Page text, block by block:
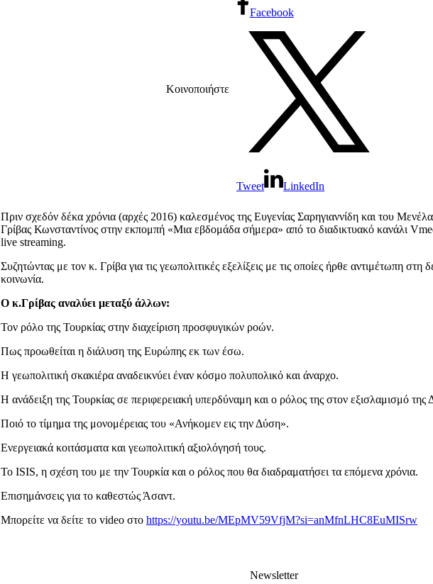
Κοινοποιήστε
Facebook
Tweet LinkedIn
Πριν σχεδόν δέκα χρόνια (αρχές 2016) καλεσμένος της Ευγενίας Σαρηγιαννίδη και του
Γρίβας Κωνσταντίνος στην εκπομπή «Μια εβδομάδα σήμερα» από το διαδικτυακό κανάλι
live streaming.
Συζητώντας με τον κ. Γρίβα για τις γεωπολιτικές εξελίξεις με τις οποίες ήρθε αντιμέτωπη στη
κοινωνία.
Ο κ.Γρίβας αναλύει μεταξύ άλλων:
Τον ρόλο της Τουρκίας στην διαχείριση προσφυγικών ροών.
Πως προωθείται η διάλυση της Ευρώπης εκ των έσω.
Η γεωπολιτική σκακιέρα αναδεικνύει έναν κόσμο πολυπολικό και άναρχο.
Η ανάδειξη της Τουρκίας σε περιφερειακή υπερδύναμη και ο ρόλος της στον εξισλαμισμό της
Ποιό το τίμημα της μονομέρειας του «Ανήκομεν εις την Δύση».
Ενεργειακά κοιτάσματα και γεωπολιτική αξιολόγησή τους.
Το ISIS, η σχέση του με την Τουρκία και ο ρόλος που θα διαδραματήσει τα επόμενα χρόνια.
Επισημάνσεις για το καθεστώς Άσαντ.
Μπορείτε να δείτε το video στο https://youtu.be/MEpMV59VfjM?si=anMfnLHC8EuMISrw
Newsletter